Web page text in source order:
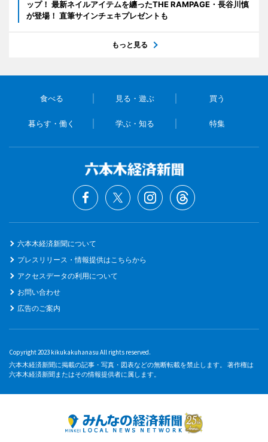
ップ！ 最新ネイルアイテムを纏ったTHE RAMPAGE・長谷川慎
が登場！ 直筆サインチェキプレゼントも
もっと見る
食べる 見る・遊ぶ 買う
暮らす・働く 学ぶ・知る 特集
六本木経済新聞について
プレスリリース・情報提供はこちらから
アクセスデータの利用について
お問い合わせ
広告のご案内
Copyright 2023 kikukakuhanasu All rights reserved.
六本木経済新聞に掲載の記事・写真・図表などの無断転載を禁止します。 著作権は
六本木経済新聞またはその情報提供者に属します。